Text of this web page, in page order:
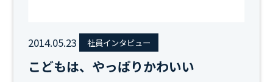
2014.05.23 社員インタビュー
こどもは、やっぱりかわいい